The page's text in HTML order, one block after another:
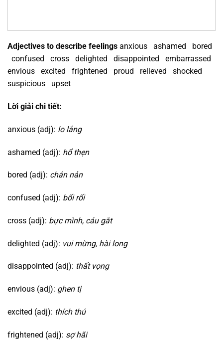
Adjectives to describe feelings anxious ashamed bored
confused cross delighted disappointed embarrassed
envious excited frightened proud relieved shocked
suspicious upset
Lời giải chi tiết:
anxious (adj): lo lắng
ashamed (adj): hổ thẹn
bored (adj): chán nản
confused (adj): bối rối
cross (adj): bực mình, cáu gắt
delighted (adj): vui mừng, hài long
disappointed (adj): thất vọng
envious (adj): ghen tị
excited (adj): thích thú
frightened (adj): sợ hãi